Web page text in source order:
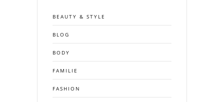
BEAUTY & STYLE
BLOG
BODY
FAMILIE
FASHION